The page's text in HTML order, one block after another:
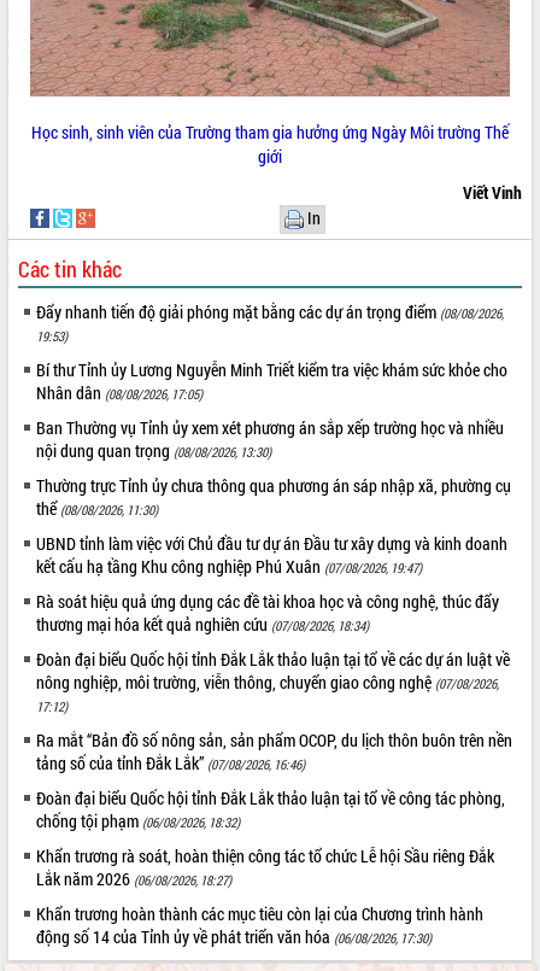
Học sinh, sinh viên của Trường tham gia hưởng ứng Ngày Môi trường Thế
giới
Viết Vinh
In
Các tin khác
Đẩy nhanh tiến độ giải phóng mặt bằng các dự án trọng điểm (08/08/2026,
19:53)
Bí thư Tỉnh ủy Lương Nguyễn Minh Triết kiểm tra việc khám sức khỏe cho
Nhân dân (08/08/2026, 17:05)
Ban Thường vụ Tỉnh ủy xem xét phương án sắp xếp trường học và nhiều
nội dung quan trọng (08/08/2026, 13:30)
Thường trực Tỉnh ủy chưa thông qua phương án sáp nhập xã, phường cụ
thể (08/08/2026, 11:30)
UBND tỉnh làm việc với Chủ đầu tư dự án Đầu tư xây dựng và kinh doanh
kết cấu hạ tầng Khu công nghiệp Phú Xuân (07/08/2026, 19:47)
Rà soát hiệu quả ứng dụng các đề tài khoa học và công nghệ, thúc đẩy
thương mại hóa kết quả nghiên cứu (07/08/2026, 18:34)
Đoàn đại biểu Quốc hội tỉnh Đắk Lắk thảo luận tại tổ về các dự án luật về
nông nghiệp, môi trường, viễn thông, chuyển giao công nghệ (07/08/2026,
17:12)
Ra mắt “Bản đồ số nông sản, sản phẩm OCOP, du lịch thôn buôn trên nền
tảng số của tỉnh Đắk Lắk” (07/08/2026, 16:46)
Đoàn đại biểu Quốc hội tỉnh Đắk Lắk thảo luận tại tổ về công tác phòng,
chống tội phạm (06/08/2026, 18:32)
Khẩn trương rà soát, hoàn thiện công tác tổ chức Lễ hội Sầu riêng Đắk
Lắk năm 2026 (06/08/2026, 18:27)
Khẩn trương hoàn thành các mục tiêu còn lại của Chương trình hành
động số 14 của Tỉnh ủy về phát triển văn hóa (06/08/2026, 17:30)